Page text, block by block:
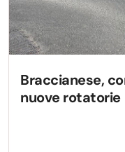
Braccianese,
nuove rotatorie